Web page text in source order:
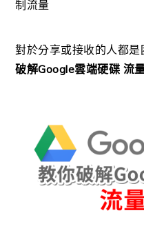
制流量
對於分享或接收的人都
破解Google雲端硬碟 流